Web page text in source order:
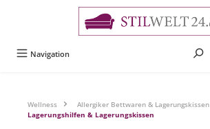
Navigation
Wellness
Allergiker Bettwaren & Lagerungskissen
Lagerungshilfen & Lagerungskissen